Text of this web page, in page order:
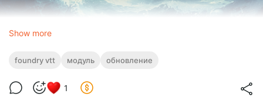
Show more
foundry vtt модуль обновление
1